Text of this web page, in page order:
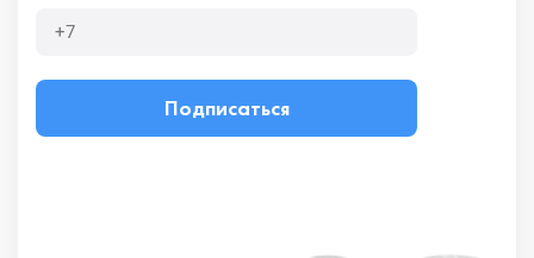
Подписаться